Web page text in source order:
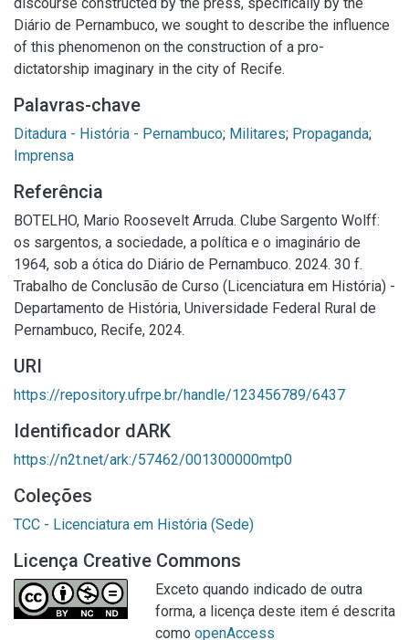
Diário de Pernambuco, we sought to describe the influence
of this phenomenon on the construction of a pro-
dictatorship imaginary in the city of Recife.
Palavras-chave
Ditadura - História - Pernambuco; Militares; Propaganda;
Imprensa
Referência
BOTELHO, Mario Roosevelt Arruda. Clube Sargento Wolff:
os sargentos, a sociedade, a política e o imaginário de
1964, sob a ótica do Diário de Pernambuco. 2024. 30 f.
Trabalho de Conclusão de Curso (Licenciatura em História) -
Departamento de História, Universidade Federal Rural de
Pernambuco, Recife, 2024.
URI
https://repository.ufrpe.br/handle/123456789/6437
Identificador dARK
https://n2t.net/ark:/57462/001300000mtp0
Coleções
TCC - Licenciatura em História (Sede)
Licença Creative Commons
Exceto quando indicado de outra
forma, a licença deste item é descrita
como openAccess